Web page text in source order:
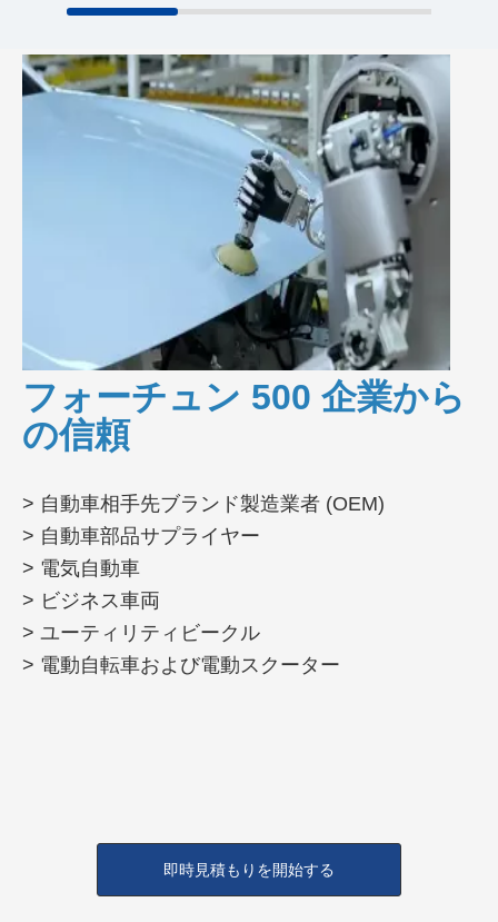
フォーチュン 500 企業から
の信頼
> 自動車相手先ブランド製造業者 (OEM)
> 自動車部品サプライヤー
> 電気自動車
> ビジネス車両
> ユーティリティビークル
> 電動自転車および電動スクーター
即時見積もりを開始する